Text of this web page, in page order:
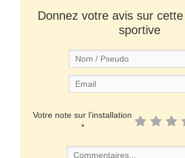
Donnez votre avis sur
sportive
Votre note sur l'installation
*